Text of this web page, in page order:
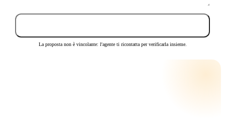
La proposta non è vincolante: l'agente ti ricontatta per verificarla insieme.